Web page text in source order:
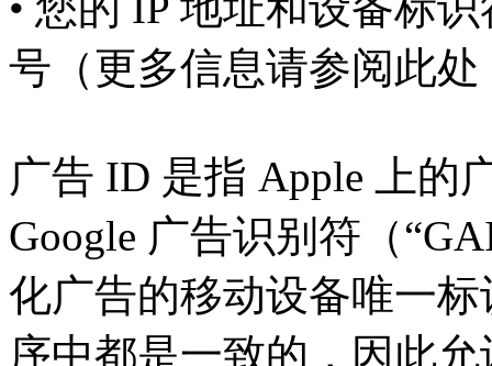
号（更多信息请参阅此
广告 ID 是指 Apple 上的
Google 广告识别符（
化广告的移动设备唯一
序中都是一致的，因此